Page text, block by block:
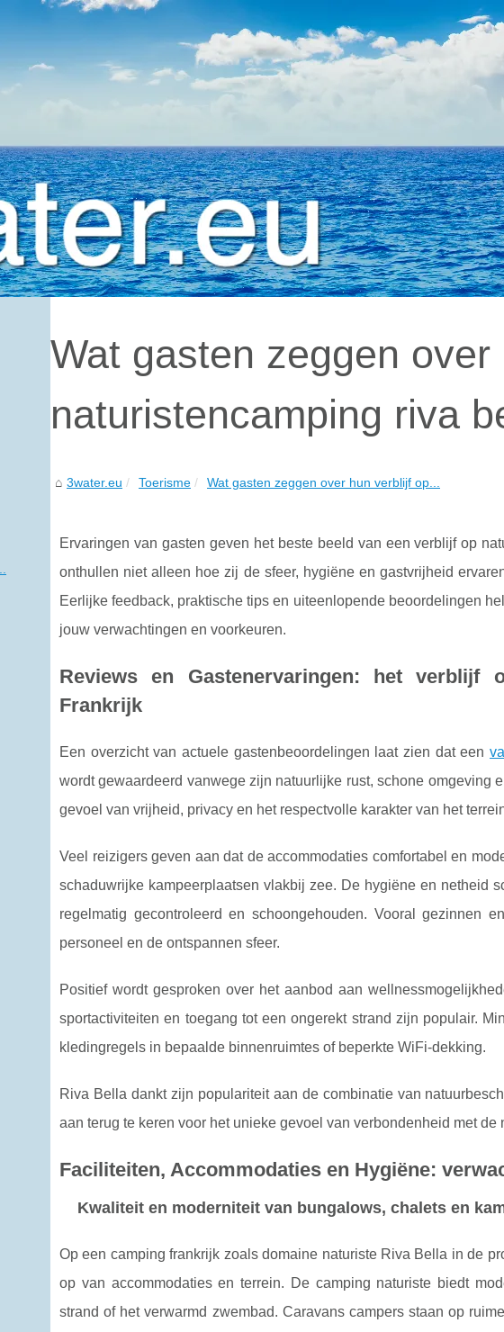
Wat gasten zeggen
naturistencamping riva
3water.eu Toerisme Wat gasten zeggen over hun verblijf op...
Ervaringen van gasten geven het beste beeld van een verblijf op
onthullen niet alleen hoe zij de sfeer, hygiëne en gastvrijheid
Eerlijke feedback, praktische tips en uiteenlopende beoordelingen
jouw verwachtingen en voorkeuren.
Reviews en Gastenervaringen: het verblijf
Frankrijk
Een overzicht van actuele gastenbeoordelingen laat zien dat een
wordt gewaardeerd vanwege zijn natuurlijke rust, schone omgeving
gevoel van vrijheid, privacy en het respectvolle karakter van het
Veel reizigers geven aan dat de accommodaties comfortabel en
schaduwrijke kampeerplaatsen vlakbij zee. De hygiëne en netheid
regelmatig gecontroleerd en schoongehouden. Vooral gezinnen
personeel en de ontspannen sfeer.
Positief wordt gesproken over het aanbod aan
sportactiviteiten en toegang tot een ongerekt strand zijn populair.
kledingregels in bepaalde binnenruimtes of beperkte WiFi-dekking.
Riva Bella dankt zijn populariteit aan de combinatie van
aan terug te keren voor het unieke gevoel van verbondenheid met
Faciliteiten, Accommodaties en Hygiëne:
Kwaliteit en moderniteit van bungalows, chalets en
Op een camping frankrijk zoals domaine naturiste Riva Bella in de
op van accommodaties en terrein. De camping naturiste biedt
strand of het verwarmd zwembad. Caravans campers staan op